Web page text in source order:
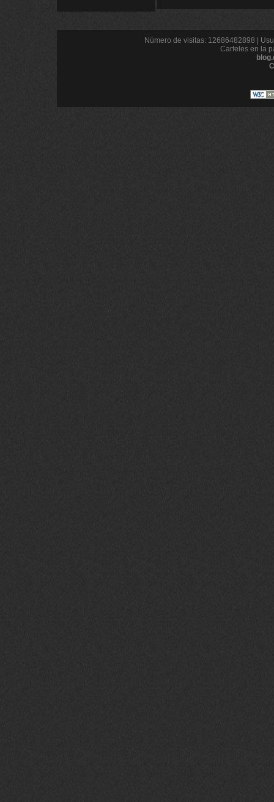
Número de visitas: 12686482898 |
Carteles en la